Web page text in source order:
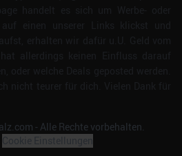
- Alle Rechte vorbehalten.